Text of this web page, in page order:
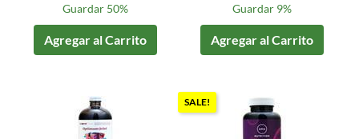
Guardar 50%
Agregar al Carrito
Guardar 9%
Agregar al Carrito
SALE!